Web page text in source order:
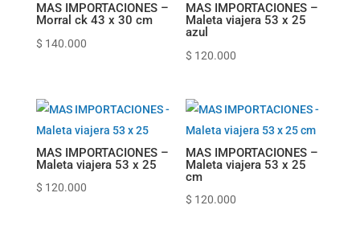
MAS IMPORTACIONES –
Morral ck 43 x 30 cm
$ 140.000
MAS IMPORTACIONES –
Maleta viajera 53 x 25
azul
$ 120.000
MAS IMPORTACIONES –
Maleta viajera 53 x 25
$ 120.000
MAS IMPORTACIONES –
Maleta viajera 53 x 25
cm
$ 120.000